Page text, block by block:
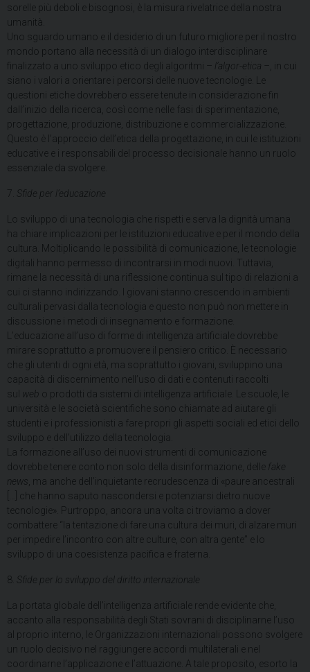
sorelle più deboli e bisognosi, è la misura rivelatrice della nostra
umanità.
Uno sguardo umano e il desiderio di un futuro migliore per il nostro
mondo portano alla necessità di un dialogo interdisciplinare
finalizzato a uno sviluppo etico degli algoritmi – l’algor-etica –
, in cui
siano i valori a orientare i percorsi delle nuove tecnologie. Le
questioni etiche dovrebbero essere tenute in considerazione fin
dall’inizio della ricerca, così come nelle fasi di sperimentazione,
progettazione, produzione, distribuzione e commercializzazione.
Questo è l’approccio dell’etica della progettazione, in cui le istituzioni
educative e i responsabili del processo decisionale hanno un ruolo
essenziale da svolgere.
7. Sfide per l’educazione
Lo sviluppo di una tecnologia che rispetti e serva la dignità umana
ha chiare implicazioni per le istituzioni educative e per il mondo della
cultura. Moltiplicando le possibilità di comunicazione, le tecnologie
digitali hanno permesso di incontrarsi in modi nuovi. Tuttavia,
rimane la necessità di una riflessione continua sul tipo di relazioni a
cui ci stanno indirizzando. I giovani stanno crescendo in ambienti
culturali pervasi dalla tecnologia e questo non può non mettere in
discussione i metodi di insegnamento e formazione.
L’educazione all’uso di forme di intelligenza artificiale dovrebbe
mirare soprattutto a promuovere il pensiero critico. È necessario
che gli utenti di ogni età, ma soprattutto i giovani, sviluppino una
capacità di discernimento nell’uso di dati e contenuti raccolti
sul web o prodotti da sistemi di intelligenza artificiale. Le scuole, le
università e le società scientifiche sono chiamate ad aiutare gli
studenti e i professionisti a fare propri gli aspetti sociali ed etici dello
sviluppo e dell’utilizzo della tecnologia.
La formazione all’uso dei nuovi strumenti di comunicazione
dovrebbe tenere conto non solo della disinformazione, delle fake
news , ma anche dell’inquietante recrudescenza di «paure ancestrali
[…] che hanno saputo nascondersi e potenziarsi dietro nuove
tecnologie». Purtroppo, ancora una volta ci troviamo a dover
combattere “la tentazione di fare una cultura dei muri, di alzare muri
per impedire l’incontro con altre culture, con altra gente” e lo
sviluppo di una coesistenza pacifica e fraterna.
8. Sfide per lo sviluppo del diritto internazionale
La portata globale dell’intelligenza artificiale rende evidente che,
accanto alla responsabilità degli Stati sovrani di disciplinarne l’uso
al proprio interno, le Organizzazioni internazionali possono svolgere
un ruolo decisivo nel raggiungere accordi multilaterali e nel
coordinarne l’applicazione e l’attuazione. A tale proposito, esorto la